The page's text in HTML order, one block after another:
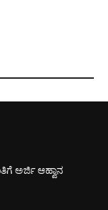
ಅರ್ಜಿ ಆಹ್ವಾನ